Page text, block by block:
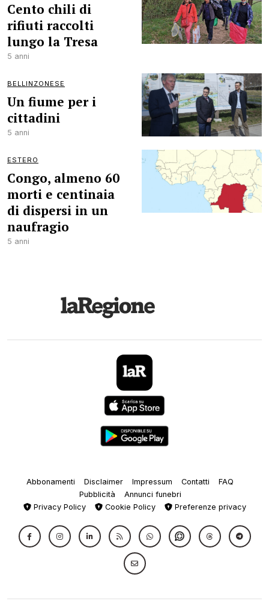
Cento chili di
rifiuti raccolti
lungo la Tresa
5 anni
BELLINZONESE
Un fiume per i
cittadini
5 anni
ESTERO
Congo, almeno 60
morti e centinaia
di dispersi in un
naufragio
5 anni
Abbonamenti Disclaimer Impressum Contatti
FAQ
Pubblicità
Annunci funebri
Privacy Policy
Cookie Policy Preferenze privacy